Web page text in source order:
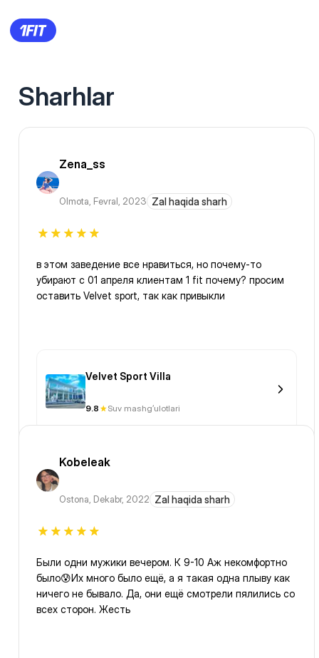
Sharhlar
Zena_ss
Olmota, Fevral, 2023 Zal haqida sharh
в этом заведение все нравиться, но почему-то
убирают с 01 апреля клиентам 1 fit почему? просим
оставить Velvet sport, так как привыкли
Velvet Sport Villa
9.8 Suv mashg’ulotlari
Kobeleak
Ostona, Dekabr, 2022 Zal haqida sharh
Были одни мужики вечером. К 9-10 Аж некомфортно
было😰Их много было ещё, а я такая одна плыву как
ничего не бывало. Да, они ещё смотрели пялились со
всех сторон. Жесть